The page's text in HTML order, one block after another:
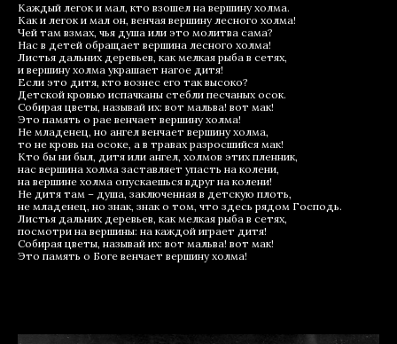
Каждый легок и мал, кто взошел на вершину холма.
Как и легок и мал он, венчая вершину лесного холма!
Чей там взмах, чья душа или это молитва сама?
Нас в детей обращает вершина лесного холма!
Листья дальних деревьев, как мелкая рыба в сетях,
и вершину холма украшает нагое дитя!
Если это дитя, кто вознес его так высоко?
Детской кровью испачканы стебли песчаных осок.
Собирая цветы, называй их: вот мальва! вот мак!
Это память о рае венчает вершину холма!
Не младенец, но ангел венчает вершину холма,
то не кровь на осоке, а в травах разросшийся мак!
Кто бы ни был, дитя или ангел, холмов этих пленник,
нас вершина холма заставляет упасть на колени,
на вершине холма опускаешься вдруг на колени!
Не дитя там – душа, заключенная в детскую плоть,
не младенец, но знак, знак о том, что здесь рядом Господь.
Листья дальних деревьев, как мелкая рыба в сетях,
посмотри на вершины: на каждой играет дитя!
Собирая цветы, называй их: вот мальва! вот мак!
Это память о Боге венчает вершину холма!